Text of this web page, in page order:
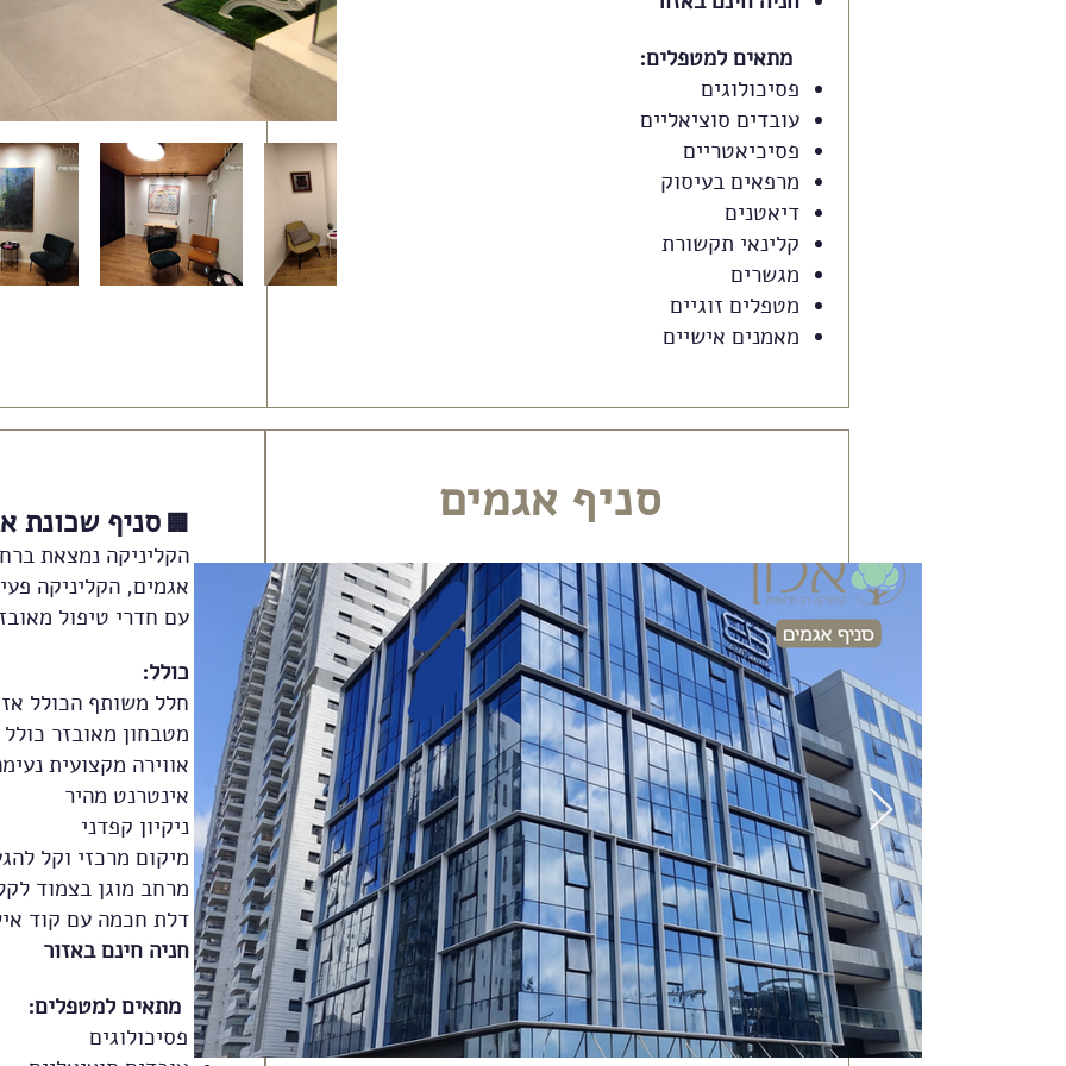
מתאים למטפלים:
פסיכולוגים
עובדים סוציאליים
פסיכיאטריים
מרפאים בעיסוק
דיאטנים
קלינאי תקשורת
מגשרים
מטפלים זוגיים
מאמנים אישיים
🏢 סניף שכונת
אגמים, הקליניקה
עם חדרי טיפול
כולל:
חלל משותף הכולל
מטבחון מאובזר
אווירה מקצועית
אינטרנט מהיר
ניקיון קפדני
מיקום מרכזי וקל
מרחב מוגן בצמוד
דלת חכמה עם קוד
חניה חינם באזור
מתאים למטפלים:
פסיכולוגים